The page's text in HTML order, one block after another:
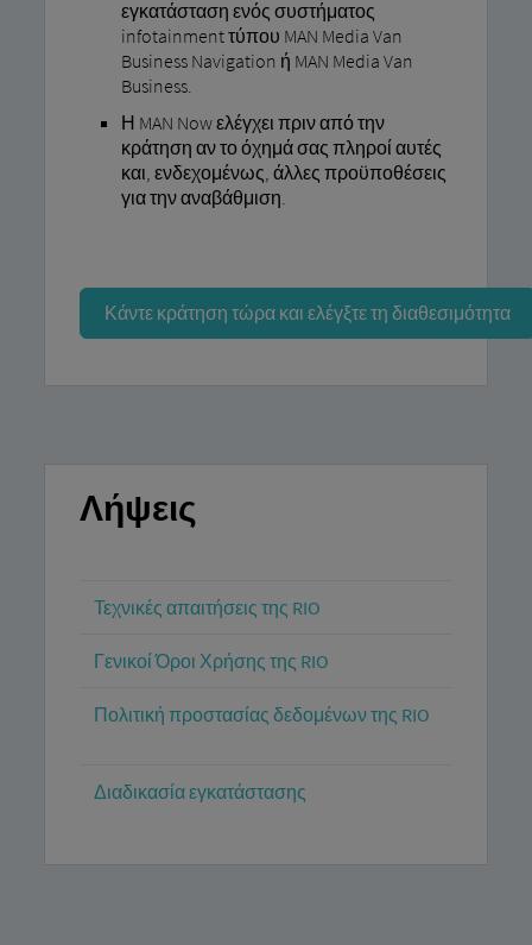
εγκατάσταση ενός συστήματος
infotainment τύπου MAN Media Van
Business Navigation ή MAN Media Van
Business.
Η MAN Now ελέγχει πριν από την
κράτηση αν το όχημά σας πληροί αυτές
και, ενδεχομένως, άλλες προϋποθέσεις
για την αναβάθμιση.
Κάντε κράτηση τώρα και ελέγξτε τη διαθεσιμότητα
Λήψεις
Τεχνικές απαιτήσεις της RIO
Γενικοί Όροι Χρήσης της RIO
Πολιτική προστασίας δεδομένων της RIO
Διαδικασία εγκατάστασης